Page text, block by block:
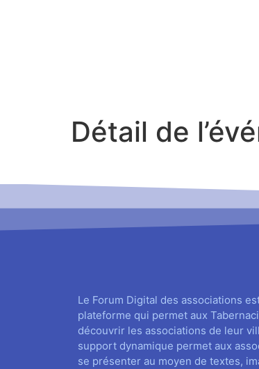
Détail de
Le Forum Digital des associations
plateforme qui permet aux
découvrir les associations de leur
support dynamique permet aux
se présenter au moyen de textes,